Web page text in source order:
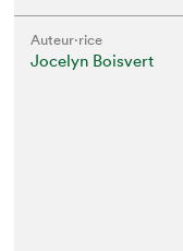
Auteur·rice
Jocelyn Boisvert